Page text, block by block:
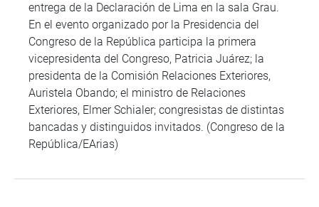
entrega de la Declaración de Lima en la sala Grau.
En el evento organizado por la Presidencia del
Congreso de la República participa la primera
vicepresidenta del Congreso, Patricia Juárez; la
presidenta de la Comisión Relaciones Exteriores,
Auristela Obando; el ministro de Relaciones
Exteriores, Elmer Schialer; congresistas de distintas
bancadas y distinguidos invitados. (Congreso de la
República/EArias)